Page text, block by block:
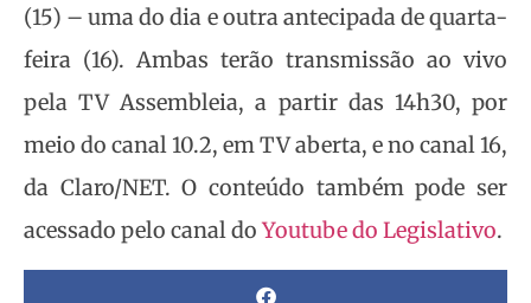
(15) – uma do dia e outra antecipada de quarta-
feira (16). Ambas terão transmissão ao vivo
pela TV Assembleia, a partir das 14h30, por
meio do canal 10.2, em TV aberta, e no canal 16,
da Claro/NET. O conteúdo também pode ser
acessado pelo canal doYoutube do Legislativo.